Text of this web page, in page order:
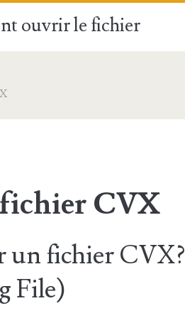
ouvrir le fichier
CVX
fichier CVX?
File)